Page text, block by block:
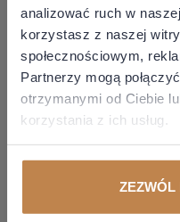
analizować ruch w
korzystasz z naszej
społecznościowym,
Partnerzy mogą
otrzymanymi od Ciebie
korzystania z ich usług.
ZEZWÓL
Udostępnij:
MOŻE CIĘ